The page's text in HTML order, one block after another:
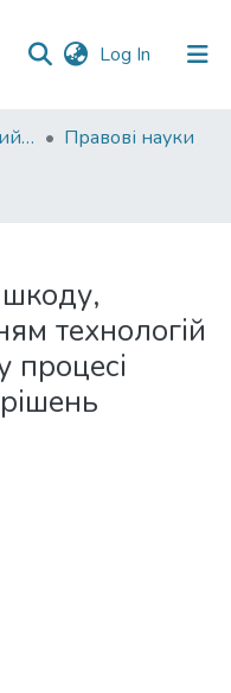
Log In (current)
04. Економіко-правовий факультет
Правові науки
шкоду,
технологій
процесі